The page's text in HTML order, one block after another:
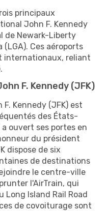
principaux
John F. Kennedy
de Newark-Liberty
(LGA). Ces aéroports
internationaux, reliant
F. Kennedy (JFK)
Kennedy (JFK) est
des États-
ouvert ses portes en
du président
dispose de six
de destinations
le centre-ville
l'AirTrain, qui
Long Island Rail Road
de covoiturage sont